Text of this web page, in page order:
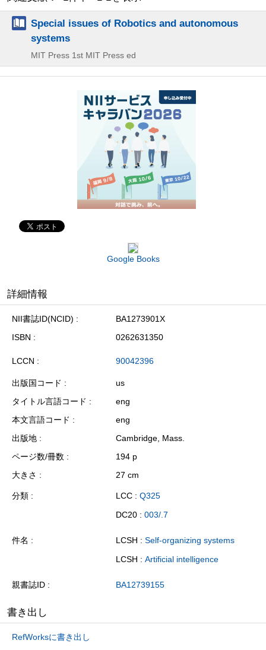
Special issues of Robotics and autonomous
systems
MIT Press 1st MIT Press ed
Google Books
詳細情報
NII書誌ID(NCID)
BA1273901X
ISBN
0262631350
LCCN 90042396
出版国コード
us
タイトル言語コード
eng
本文言語コード
eng
出版地
Cambridge, Mass.
ページ数/冊数
194 p
大きさ
27 cm
分類 LCC : Q325
DC20 : 003/.7
件名 LCSH : Self-organizing systems
LCSH : Artificial intelligence
親書誌ID BA12739155
書き出し
RefWorksに書き出し